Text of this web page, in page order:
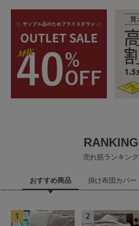
RANKING
売れ筋ランキング
おすすめ商品 掛け布団カバー